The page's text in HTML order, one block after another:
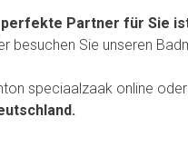
perfekte Partner für Sie
Sie unseren
speciaalzaak online